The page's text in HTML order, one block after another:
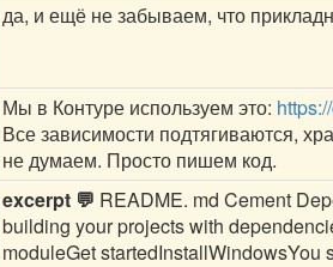
да, и ещё не забываем, что
Мы в Контуре используем это:
Все зависимости подтягиваются,
не думаем. Просто пишем код.
excerpt 💬 README. md Cement
building your projects with
moduleGet